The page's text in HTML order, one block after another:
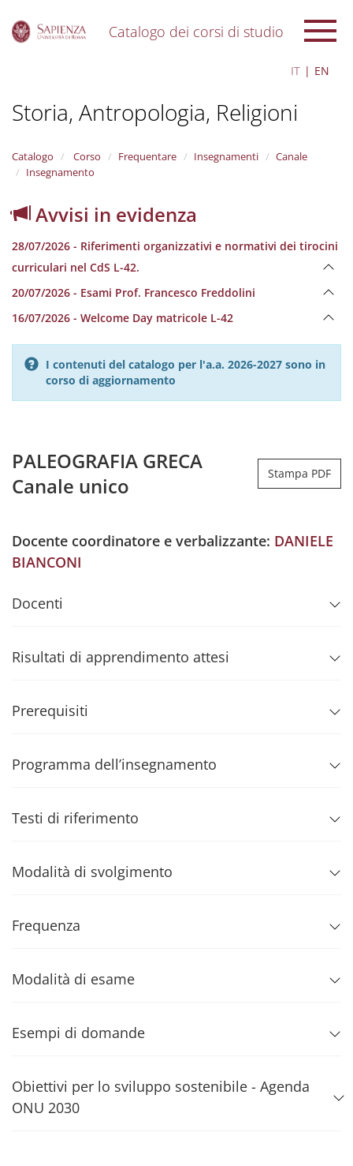
Catalogo dei corsi di studio
IT EN
Storia, Antropologia, Religioni
Catalogo Corso Frequentare Insegnamenti
Canale
Insegnamento
Avvisi in evidenza
28/07/2026 - Riferimenti organizzativi e normativi dei tirocini
curriculari nel CdS L-42.
20/07/2026 - Esami Prof. Francesco Freddolini
16/07/2026 - Welcome Day matricole L-42
I contenuti del catalogo per l'a.a. 2026-2027 sono in
corso di aggiornamento
PALEOGRAFIA GRECA
Canale unico
Stampa PDF
Docente coordinatore e verbalizzante: DANIELE
BIANCONI
Docenti
Risultati di apprendimento attesi
Prerequisiti
Programma dell’insegnamento
Testi di riferimento
Modalità di svolgimento
Frequenza
Modalità di esame
Esempi di domande
Obiettivi per lo sviluppo sostenibile - Agenda
ONU 2030